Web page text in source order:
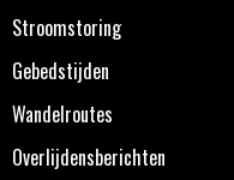
Stroomstoring
Gebedstijden
Wandelroutes
Overlijdensberichten